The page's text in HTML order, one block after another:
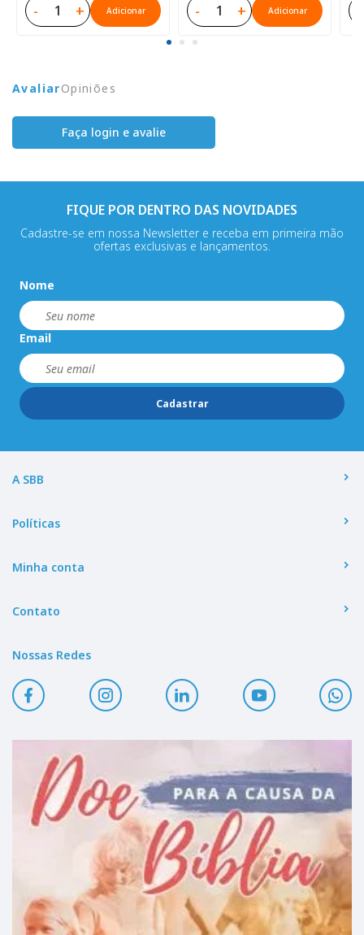
- + Adicionar - + Adicionar
AvaliarOpiniões
Faça login e avalie
FIQUE POR DENTRO DAS NOVIDADES
Cadastre-se em nossa Newsletter e receba em primeira mão
ofertas exclusivas e lançamentos.
Nome
Email
Cadastrar
A SBB
Políticas
Minha conta
Contato
Nossas Redes